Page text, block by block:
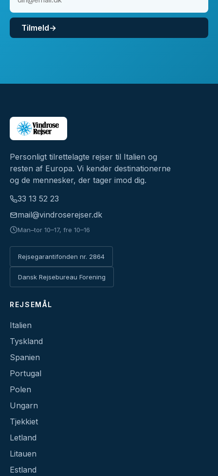
Tilmeld→
Personligt tilrettelagte rejser til Italien og
resten af Europa. Vi kender destinationerne
og de mennesker, der tager imod dig.
33 13 52 23
mail@vindroserejser.dk
Man–tor 10–17, fre 10–16
Rejsegarantifonden nr. 2864
Dansk Rejsebureau Forening
REJSEMÅL
Italien
Tyskland
Spanien
Portugal
Polen
Ungarn
Tjekkiet
Letland
Litauen
Estland